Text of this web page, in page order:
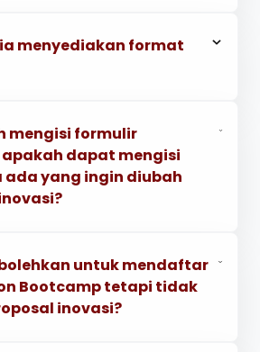
menyediakan format
mengisi formulir
dapat mengisi
yang ingin diubah
untuk mendaftar
Bootcamp tetapi tidak
inovasi?